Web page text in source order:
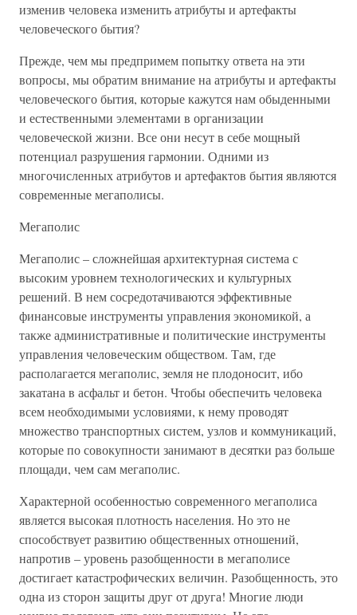
изменив человека изменить атрибуты и артефакты
человеческого бытия?
Прежде, чем мы предпримем попытку ответа на эти
вопросы, мы обратим внимание на атрибуты и артефакты
человеческого бытия, которые кажутся нам обыденными
и естественными элементами в организации
человеческой жизни. Все они несут в себе мощный
потенциал разрушения гармонии. Одними из
многочисленных атрибутов и артефактов бытия являются
современные мегаполисы.
Мегаполис
Мегаполис – сложнейшая архитектурная система с
высоким уровнем технологических и культурных
решений. В нем сосредотачиваются эффективные
финансовые инструменты управления экономикой, а
также административные и политические инструменты
управления человеческим обществом. Там, где
располагается мегаполис, земля не плодоносит, ибо
закатана в асфальт и бетон. Чтобы обеспечить человека
всем необходимыми условиями, к нему проводят
множество транспортных систем, узлов и коммуникаций,
которые по совокупности занимают в десятки раз больше
площади, чем сам мегаполис.
Характерной особенностью современного мегаполиса
является высокая плотность населения. Но это не
способствует развитию общественных отношений,
напротив – уровень разобщенности в мегаполисе
достигает катастрофических величин. Разобщенность, это
одна из сторон защиты друг от друга! Многие люди